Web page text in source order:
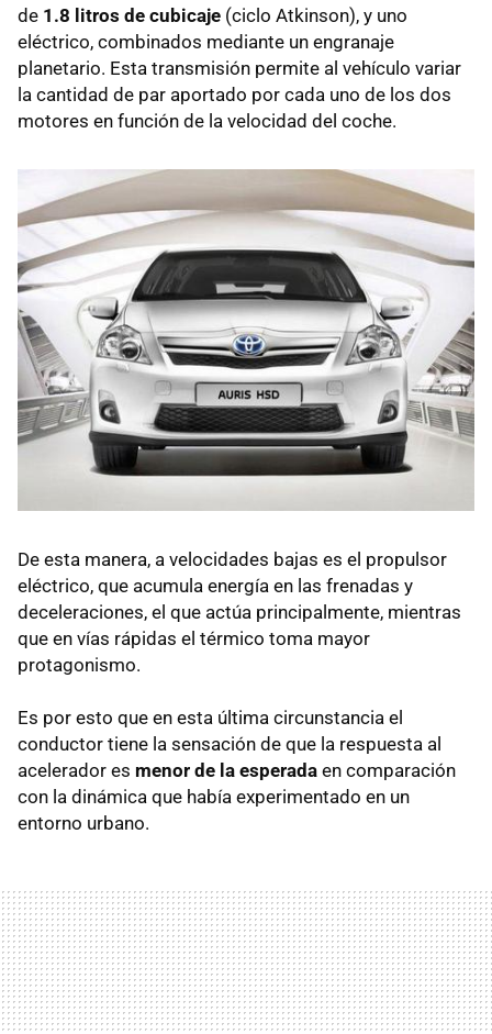
de 1.8 litros de cubicaje (ciclo Atkinson), y uno
eléctrico, combinados mediante un engranaje
planetario. Esta transmisión permite al vehículo variar
la cantidad de par aportado por cada uno de los dos
motores en función de la velocidad del coche.
De esta manera, a velocidades bajas es el propulsor
eléctrico, que acumula energía en las frenadas y
deceleraciones, el que actúa principalmente, mientras
que en vías rápidas el térmico toma mayor
protagonismo.
Es por esto que en esta última circunstancia el
conductor tiene la sensación de que la respuesta al
acelerador es menor de la esperada en comparación
con la dinámica que había experimentado en un
entorno urbano.